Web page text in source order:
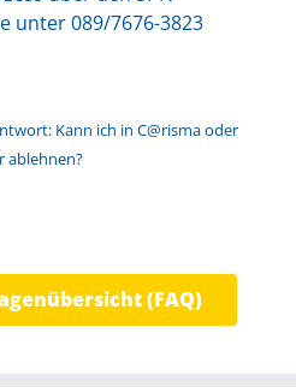
unter 089/7676-3823
Kann ich in C@risma oder
ablehnen?
(FAQ)